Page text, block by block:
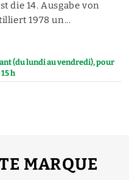
die 14. Ausgabe von
1978 un...
(du lundi au vendredi), pour
h
MARQUE